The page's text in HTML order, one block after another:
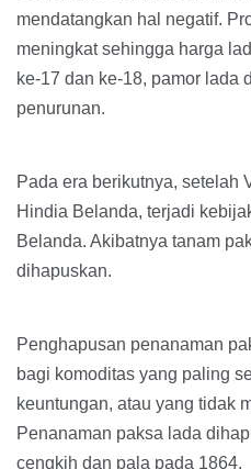
mendatangkan hal negatif.
meningkat sehingga harga
ke-17 dan ke-18, pamor lada
penurunan.
Pada era berikutnya, setelah
Hindia Belanda, terjadi
Belanda. Akibatnya tanam
dihapuskan.
Penghapusan penanaman
bagi komoditas yang paling
keuntungan, atau yang tidak
Penanaman paksa lada
cengkih dan pala pada 1864.